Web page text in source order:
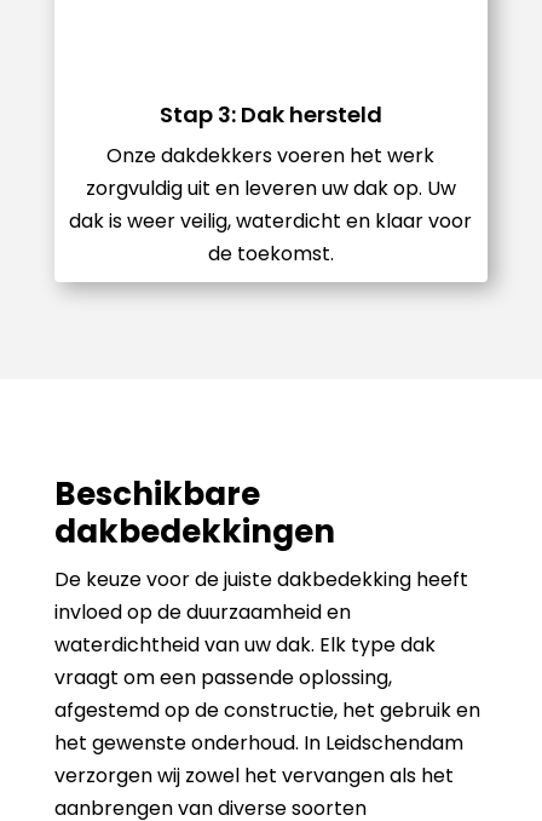
Stap 3: Dak hersteld
Onze dakdekkers voeren het werk
zorgvuldig uit en leveren uw dak op. Uw
dak is weer veilig, waterdicht en klaar voor
de toekomst.
Beschikbare
dakbedekkingen
De keuze voor de juiste dakbedekking heeft
invloed op de duurzaamheid en
waterdichtheid van uw dak. Elk type dak
vraagt om een passende oplossing,
afgestemd op de constructie, het gebruik en
het gewenste onderhoud. In Leidschendam
verzorgen wij zowel het vervangen als het
aanbrengen van diverse soorten